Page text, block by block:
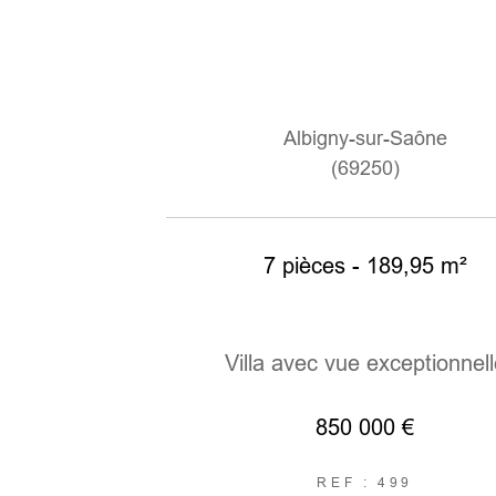
Albigny-sur-Saône
(69250)
7 pièces - 189,95 m²
Villa avec vue
850 000 €
REF : 499